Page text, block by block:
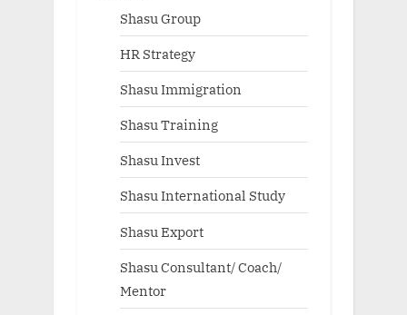
Shasu Group
HR Strategy
Shasu Immigration
Shasu Training
Shasu Invest
Shasu International Study
Shasu Export
Shasu Consultant/ Coach/
Mentor